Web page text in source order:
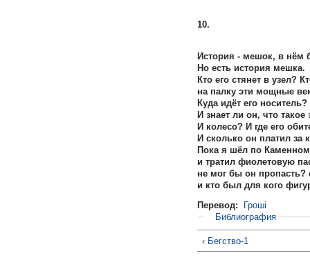
10.
История - мешок, в нём
Но есть история мешка.
Кто его стянет в узел?
на палку эти мощные
Куда идёт его носитель?
И знает ли он, что такое
И колесо? И где его
И сколько он платил за
Пока я шёл по
и тратил фиолетовую
не мог бы он пропасть?
и кто был для кого
Перевод:
Гроші
Библиография
‹ Бегство-1